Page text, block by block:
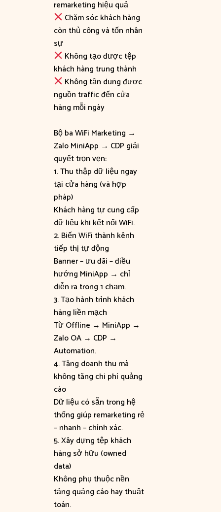
remarketing hiệu quả
Chăm sóc khách hàng
còn thủ công và tốn nhân
sự
Không tạo được tệp
khách hàng trung thành
Không tận dụng được
nguồn traffic đến cửa
hàng mỗi ngày
Bộ ba WiFi Marketing →
Zalo MiniApp → CDP giải
quyết trọn vẹn:
1. Thu thập dữ liệu ngay
tại cửa hàng (và hợp
pháp)
Khách hàng tự cung cấp
dữ liệu khi kết nối WiFi.
2. Biến WiFi thành kênh
tiếp thị tự động
Banner – ưu đãi – điều
hướng MiniApp → chỉ
diễn ra trong 1 chạm.
3. Tạo hành trình khách
hàng liền mạch
Từ Offline → MiniApp →
Zalo OA → CDP →
Automation.
4. Tăng doanh thu mà
không tăng chi phí quảng
cáo
Dữ liệu có sẵn trong hệ
thống giúp remarketing rẻ
– nhanh – chính xác.
5. Xây dựng tệp khách
hàng sở hữu (owned
data)
Không phụ thuộc nền
tảng quảng cáo hay thuật
toán.